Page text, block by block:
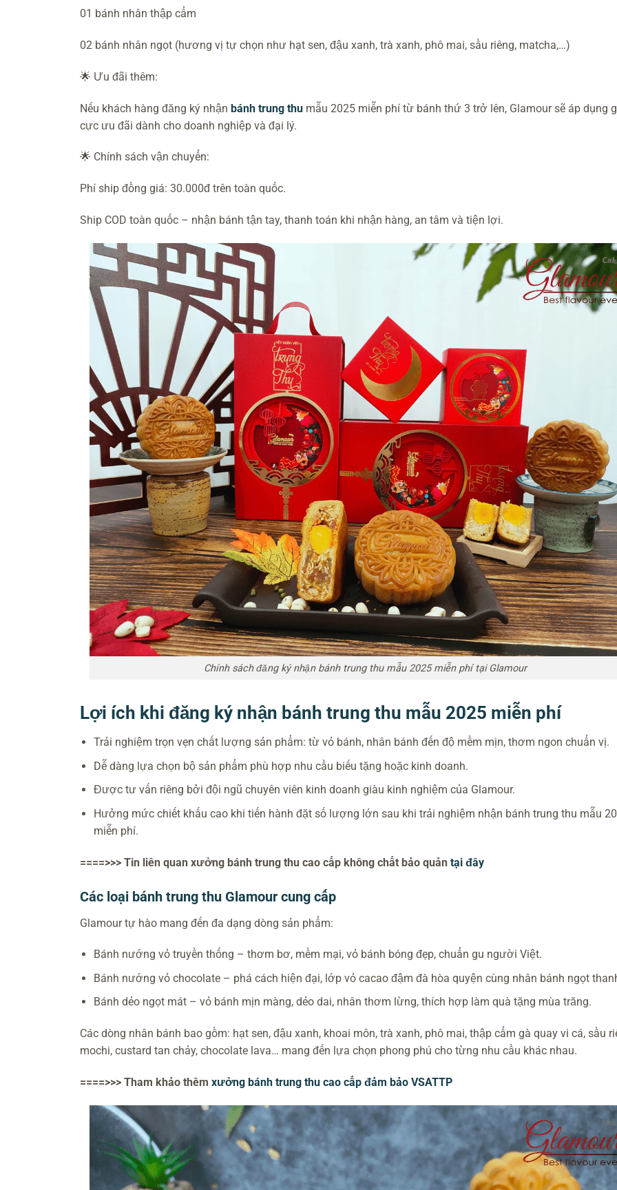
01 bánh nhân thập cẩm
02 bánh nhân ngọt (hương vị tự chọn như hạt sen, đậu xanh, trà xanh, phô mai, sầu riêng, matcha,…)
🌟 Ưu đãi thêm:
Nếu khách hàng đăng ký nhận bánh trung thumẫu 2025 miễn phí từ bánh thứ 3 trở lên, Glamour sẽ áp dụng
cực ưu đãi dành cho doanh nghiệp và đại lý.
🌟 Chính sách vận chuyển:
Phí ship đồng giá: 30.000đ trên toàn quốc.
Ship COD toàn quốc – nhận bánh tận tay, thanh toán khi nhận hàng, an tâm và tiện lợi.
Chính sách đăng ký nhận bánh trung thu mẫu 2025 miễn phí tại Glamour
Lợi ích khi đăng ký nhận bánh trung thu mẫu 2025 miễn phí
Trải nghiệm trọn vẹn chất lượng sản phẩm: từ vỏ bánh, nhân bánh đến độ mềm mịn, thơm ngon chuẩn vị.
Dễ dàng lựa chọn bộ sản phẩm phù hợp nhu cầu biếu tặng hoặc kinh doanh.
Được tư vấn riêng bởi đội ngũ chuyên viên kinh doanh giàu kinh nghiệm của Glamour.
Hưởng mức chiết khấu cao khi tiến hành đặt số lượng lớn sau khi trải nghiệm nhận bánh trung thu mẫu
miễn phí.
====>>> Tin liên quan xưởng bánh trung thu cao cấp không chất bảo quản tại đây
Các loại bánh trung thu Glamour cung cấp
Glamour tự hào mang đến đa dạng dòng sản phẩm:
Bánh nướng vỏ truyền thống – thơm bơ, mềm mại, vỏ bánh bóng đẹp, chuẩn gu người Việt.
Bánh nướng vỏ chocolate – phá cách hiện đại, lớp vỏ cacao đậm đà hòa quyện cùng nhân bánh ngọt
Bánh dẻo ngọt mát – vỏ bánh mịn màng, dẻo dai, nhân thơm lừng, thích hợp làm quà tặng mùa trăng.
Các dòng nhân bánh bao gồm: hạt sen, đậu xanh, khoai môn, trà xanh, phô mai, thập cẩm gà quay vi cá, sầu
mochi, custard tan chảy, chocolate lava… mang đến lựa chọn phong phú cho từng nhu cầu khác nhau.
====>>> Tham khảo thêm xưởng bánh trung thu cao cấp đảm bảo VSATTP